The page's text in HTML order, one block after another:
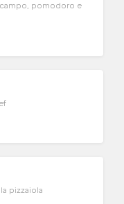
pomodoro e
pizzaiola